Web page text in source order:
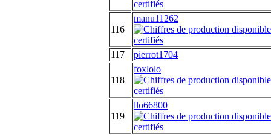
116
manu11262
117 pierrot1704
118
foxlolo
119
llo66800